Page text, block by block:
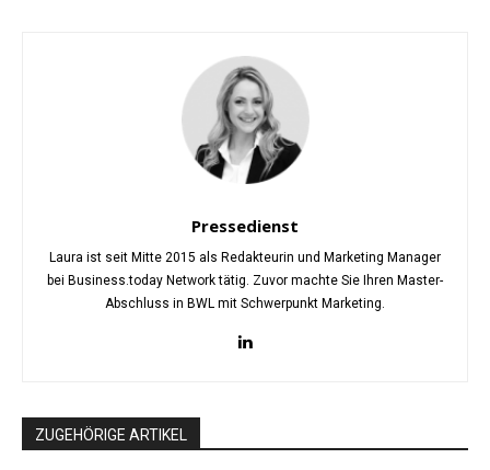
Pressedienst
Laura ist seit Mitte 2015 als Redakteurin und Marketing Manager
bei Business.today Network tätig. Zuvor machte Sie Ihren Master-
Abschluss in BWL mit Schwerpunkt Marketing.
ZUGEHÖRIGE ARTIKEL